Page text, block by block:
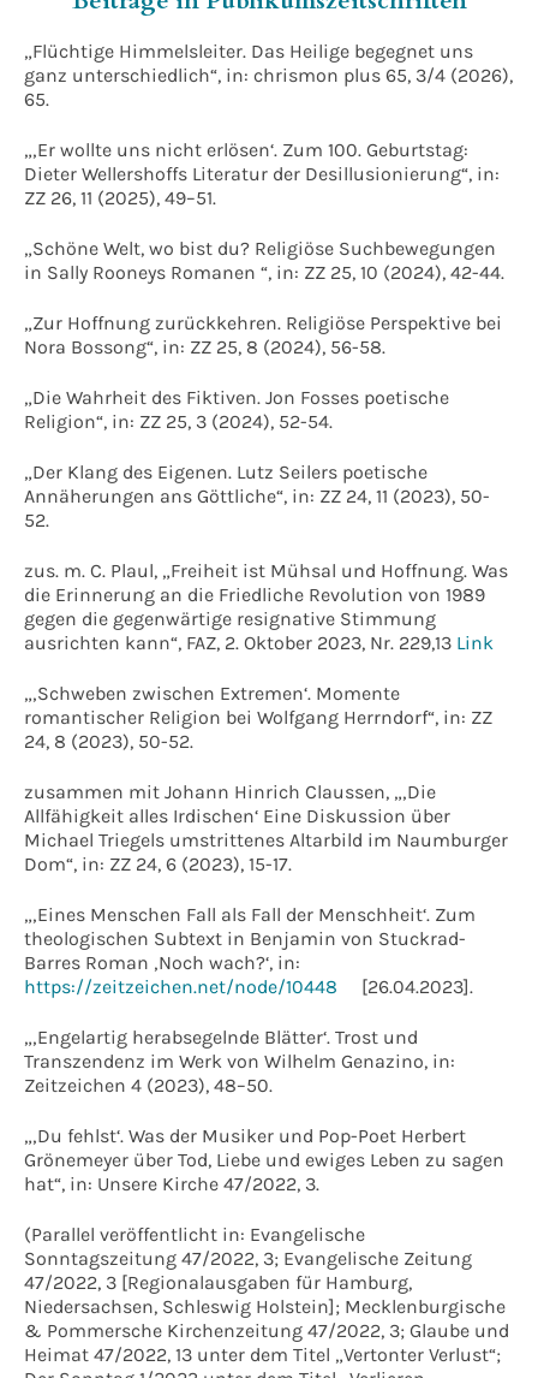
„Flüchtige Himmelsleiter. Das Heilige begegnet uns
ganz unterschiedlich“, in: chrismon plus 65, 3/4 (2026),
65.
„‚Er wollte uns nicht erlösen‘. Zum 100. Geburtstag:
Dieter Wellershoffs Literatur der Desillusionierung“, in:
ZZ 26, 11 (2025), 49–51.
„Schöne Welt, wo bist du? Religiöse Suchbewegungen
in Sally Rooneys Romanen “, in: ZZ 25, 10 (2024), 42-44.
„Zur Hoffnung zurückkehren. Religiöse Perspektive bei
Nora Bossong“, in: ZZ 25, 8 (2024), 56-58.
„Die Wahrheit des Fiktiven. Jon Fosses poetische
Religion“, in: ZZ 25, 3 (2024), 52-54.
„Der Klang des Eigenen. Lutz Seilers poetische
Annäherungen ans Göttliche“, in: ZZ 24, 11 (2023), 50-
52.
zus. m. C. Plaul, „Freiheit ist Mühsal und Hoffnung. Was
die Erinnerung an die Friedliche Revolution von 1989
gegen die gegenwärtige resignative Stimmung
ausrichten kann“, FAZ, 2. Oktober 2023, Nr. 229,13 Link
„‚Schweben zwischen Extremen‘. Momente
romantischer Religion bei Wolfgang Herrndorf“, in: ZZ
24, 8 (2023), 50-52.
zusammen mit Johann Hinrich Claussen, „‚Die
Allfähigkeit alles Irdischen‘ Eine Diskussion über
Michael Triegels umstrittenes Altarbild im Naumburger
Dom“, in: ZZ 24, 6 (2023), 15-17.
„‚Eines Menschen Fall als Fall der Menschheit‘. Zum
theologischen Subtext in Benjamin von Stuckrad-
Barres Roman ‚Noch wach?‘, in:
https://zeitzeichen.net/node/10448
[26.04.2023].
„‚Engelartig herabsegelnde Blätter‘. Trost und
Transzendenz im Werk von Wilhelm Genazino, in:
Zeitzeichen 4 (2023), 48–50.
„‚Du fehlst‘. Was der Musiker und Pop-Poet Herbert
Grönemeyer über Tod, Liebe und ewiges Leben zu sagen
hat“, in: Unsere Kirche 47/2022, 3.
(Parallel veröffentlicht in: Evangelische
Sonntagszeitung 47/2022, 3; Evangelische Zeitung
47/2022, 3 [Regionalausgaben für Hamburg,
Niedersachsen, Schleswig Holstein]; Mecklenburgische
& Pommersche Kirchenzeitung 47/2022, 3; Glaube und
Heimat 47/2022, 13 unter dem Titel „Vertonter Verlust“;